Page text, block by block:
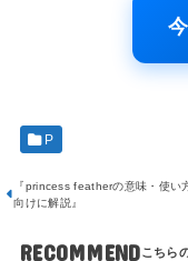
P
『princess featherの意味・使い
向けに解説』
RECOMMEND